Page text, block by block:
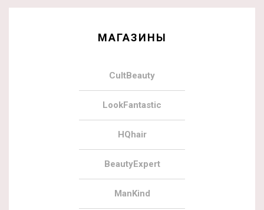
МАГАЗИНЫ
CultBeauty
LookFantastic
HQhair
BeautyExpert
ManKind